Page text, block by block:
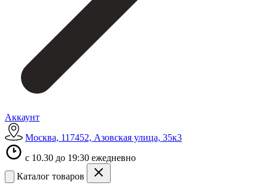
Аккаунт
Москва, 117452, Азовская улица, 35к3
с 10.30 до 19:30 ежедневно
Каталог товаров